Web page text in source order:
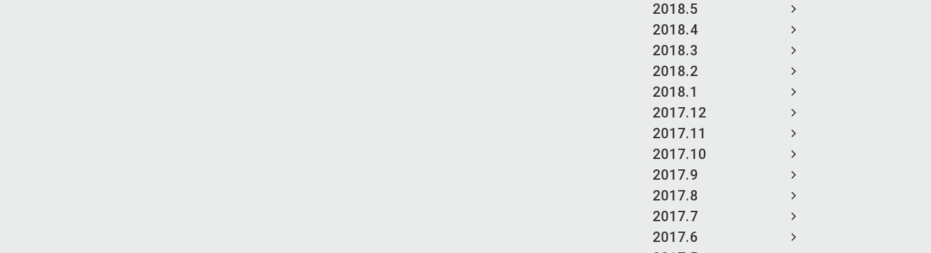
2018.5
2018.4
2018.3
2018.2
2018.1
2017.12
2017.11
2017.10
2017.9
2017.8
2017.7
2017.6